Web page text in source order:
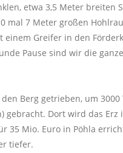
etwa 3,5 Meter breiten
mal 7 Meter großen
Greifer in den
Pause sind wir die
Berg getrieben, um
Dort wird das
35 Mio. Euro in Pöhla
tiefer.